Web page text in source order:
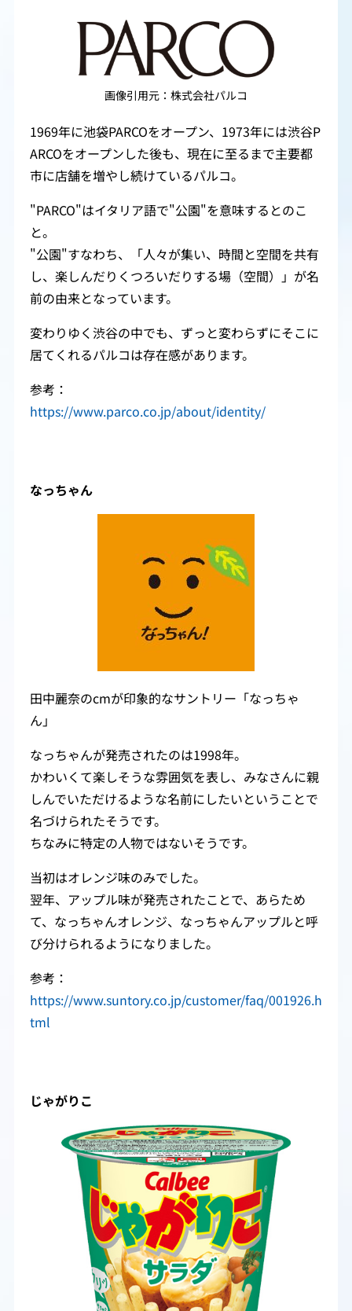
画像引用元：株式会社パルコ
1969年に池袋PARCOをオープン、1973年には渋谷P
ARCOをオープンした後も、現在に至るまで主要都
市に店舗を増やし続けているパルコ。
"PARCO"はイタリア語で"公園"を意味するとのこ
と。
"公園"すなわち、「人々が集い、時間と空間を共有
し、楽しんだりくつろいだりする場（空間）」が名
前の由来となっています。
変わりゆく渋谷の中でも、ずっと変わらずにそこに
居てくれるパルコは存在感があります。
参考：
https://www.parco.co.jp/about/identity/
なっちゃん
田中麗奈のcmが印象的なサントリー「なっちゃ
ん」
なっちゃんが発売されたのは1998年。
かわいくて楽しそうな雰囲気を表し、みなさんに親
しんでいただけるような名前にしたいということで
名づけられたそうです。
ちなみに特定の人物ではないそうです。
当初はオレンジ味のみでした。
翌年、アップル味が発売されたことで、あらため
て、なっちゃんオレンジ、なっちゃんアップルと呼
び分けられるようになりました。
参考：
https://www.suntory.co.jp/customer/faq/001926.h
tml
じゃがりこ